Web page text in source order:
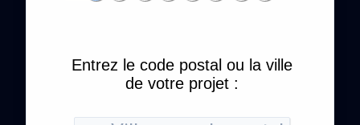
Entrez le code postal ou la ville
de votre projet :